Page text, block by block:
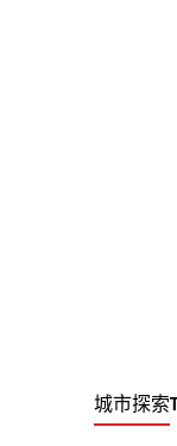
城市探索